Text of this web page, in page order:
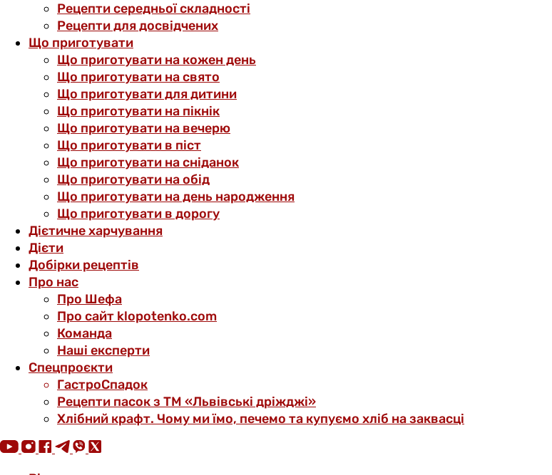
Рецепти середньої складності
Рецепти для досвідчених
Що приготувати
Що приготувати на кожен день
Що приготувати на свято
Що приготувати для дитини
Що приготувати на пікнік
Що приготувати на вечерю
Що приготувати в піст
Що приготувати на сніданок
Що приготувати на обід
Що приготувати на день народження
Що приготувати в дорогу
Дієтичне харчування
Дієти
Добірки рецептів
Про нас
Про Шефа
Про сайт klopotenko.com
Команда
Наші експерти
Спецпроєкти
ГастроСпадок
Рецепти пасок з ТМ «Львівські дріжджі»
Хлібний крафт. Чому ми їмо, печемо та купуємо хліб на заквасці